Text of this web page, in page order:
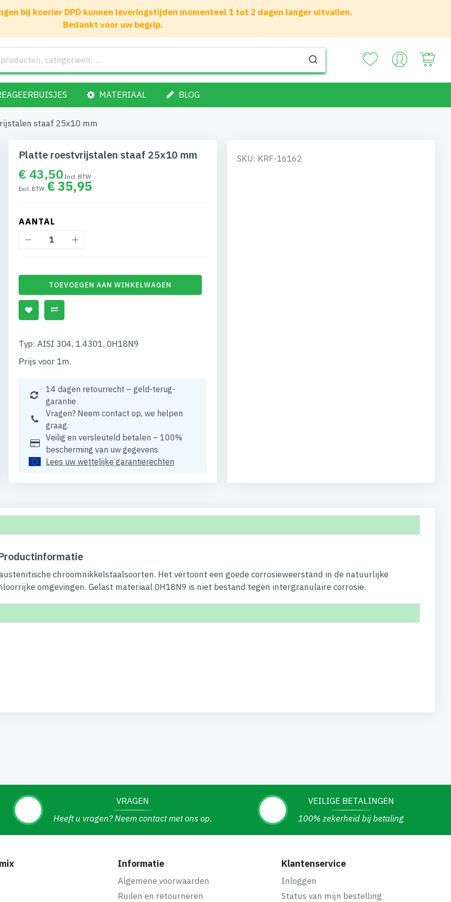
bij koerier DPD kunnen leveringstijden momenteel 1 tot 2 dagen langer uitvallen.
Bedankt voor uw begrip.
MATERIAAL BLOG
staaf 25x10 mm
Platte roestvrijstalen staaf 25x10 mm
€ 43,50
€ 35,95
AANTAL
TOEVOEGEN AAN WINKELWAGEN
Typ: AISI 304, 1.4301, 0H18N9
Prijs voor 1m.
14 dagen retourrecht – geld-terug-
garantie
Vragen? Neem contact op, we helpen
graag.
Veilig en versleuteld betalen – 100%
bescherming van uw gegevens
Lees uw wettelijke garantierechten
SKU: KRF-16162
chroomnikkelstaalsoorten. Het vertoont een goede corrosieweerstand in de natuurlijke
omgevingen. Gelast materiaal 0H18N9 is niet bestand tegen intergranulaire corrosie.
VRAGEN
Heeft u vragen? Neem contact met ons op.
VEILIGE BETALINGEN
100% zekerheid bij betaling
Informatie
Algemene voorwaarden
Ruilen en retourneren
Klantenservice
Inloggen
Status van mijn bestelling